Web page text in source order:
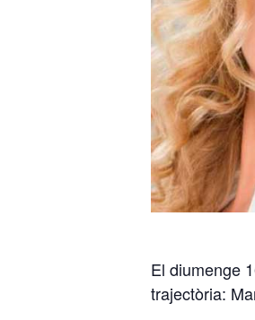
El diumenge
trajectòria: